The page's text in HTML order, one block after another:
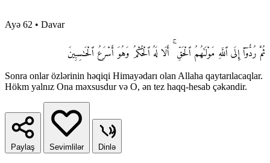
Ayə 62 • Davar
ثُمَّ رُدُّوٓا۟ إِلَى ٱللَّهِ مَوْلَىٰهُمُ ٱلْحَقِّ ۚ أَلَا لَهُ ٱلْحُكْمُ وَهُوَ أَسْرَعُ ٱلْحَـٰسِبِينَ
Sonra onlar özlərinin həqiqi Himayədarı olan Allaha qaytarılacaqlar.
Hökm yalnız Ona məxsusdur və O, ən tez haqq-hesab çəkəndir.
Paylaş Sevimlilər Dinlə